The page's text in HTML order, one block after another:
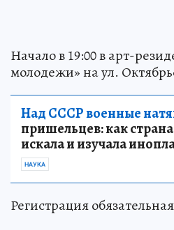
Начало в 19:00 в арт-
молодежи» на ул.
Над СССР военные
пришельцев: как страна
искала и изучала
НАУКА
Регистрация обязательная